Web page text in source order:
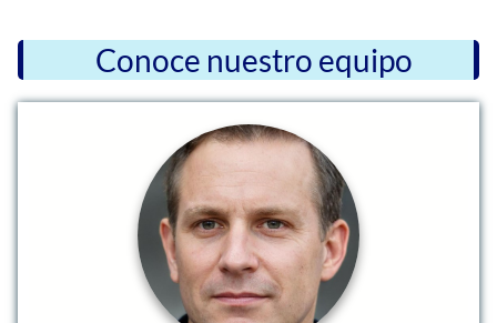
Conoce nuestro equipo